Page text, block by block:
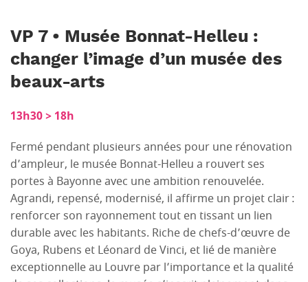
VP 7 • Musée Bonnat-Helleu :
changer l’image d’un musée des
beaux-arts
13h30 > 18h
Fermé pendant plusieurs années pour une rénovation
d’ampleur, le musée Bonnat-Helleu a rouvert ses
portes à Bayonne avec une ambition renouvelée.
Agrandi, repensé, modernisé, il affirme un projet clair :
renforcer son rayonnement tout en tissant un lien
durable avec les habitants. Riche de chefs-d’œuvre de
Goya, Rubens et Léonard de Vinci, et lié de manière
exceptionnelle au Louvre par l’importance et la qualité